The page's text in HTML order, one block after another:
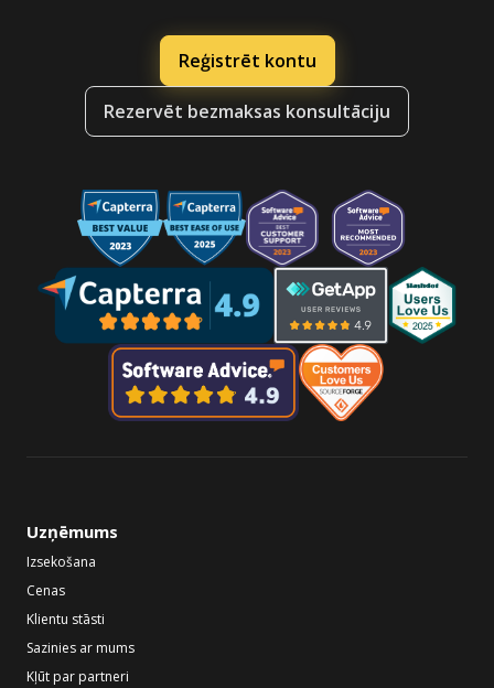
Reģistrēt kontu
Rezervēt bezmaksas konsultāciju
Uzņēmums
Izsekošana
Cenas
Klientu stāsti
Sazinies ar mums
Kļūt par partneri